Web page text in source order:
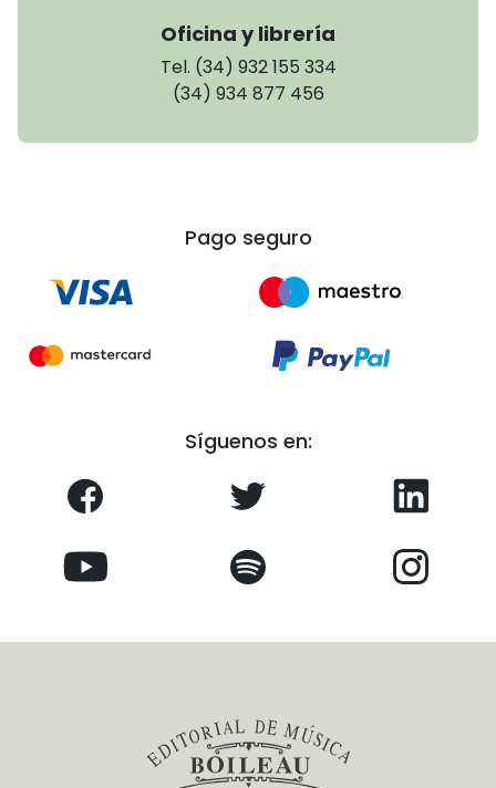
Oficina y librería
Tel. (34) 932 155 334
(34) 934 877 456
Pago seguro
Síguenos en: